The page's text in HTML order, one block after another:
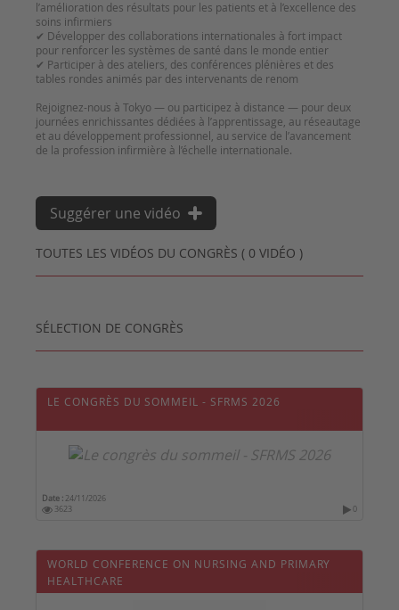
l’amélioration des résultats pour les patients et à l’excellence des
soins infirmiers
✔ Développer des collaborations internationales à fort impact
pour renforcer les systèmes de santé dans le monde entier
✔ Participer à des ateliers, des conférences plénières et des
tables rondes animés par des intervenants de renom
Rejoignez-nous à Tokyo — ou participez à distance — pour deux
journées enrichissantes dédiées à l’apprentissage, au réseautage
et au développement professionnel, au service de l’avancement
TOUTES LES VIDÉOS DU CONGRÈS ( 0 VIDÉO )
Suggérer une vidéo
SÉLECTION DE CONGRÈS
LE CONGRÈS DU SOMMEIL - SFRMS 2026
Date : 24/11/2026
3623
0
WORLD CONFERENCE ON NURSING AND PRIMARY
HEALTHCARE